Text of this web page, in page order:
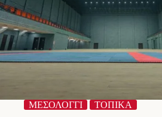
ΜΕΣΟΛΟΓΓΙ ΤΟΠΙΚΑ